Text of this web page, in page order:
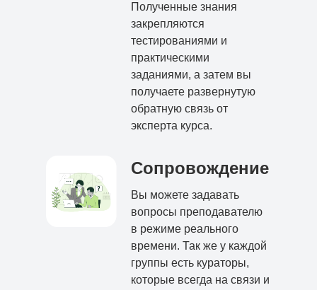
Полученные знания
закрепляются
тестированиями и
практическими
заданиями, а затем вы
получаете развернутую
обратную связь от
эксперта курса.
Сопровождение
Вы можете задавать
вопросы преподавателю
в режиме реального
времени. Так же у каждой
группы есть кураторы,
которые всегда на связи и